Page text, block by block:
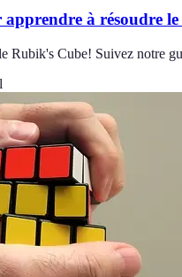
à résoudre
Rubik's Cube! Suivez notre